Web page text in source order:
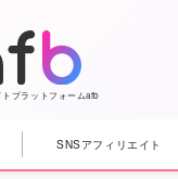
トプラットフォームafb
SNSアフィリエイト